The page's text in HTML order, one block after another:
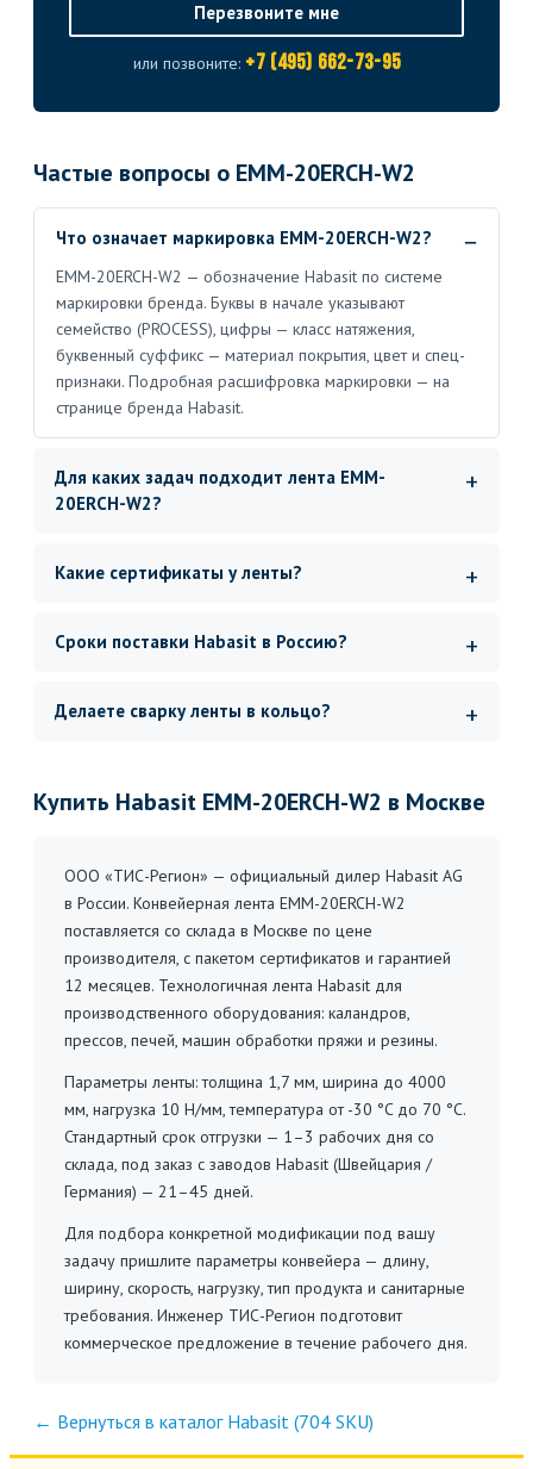
Перезвоните мне
или позвоните: +7 (495) 662-73-95
Частые вопросы о EMM-20ERCH-W2
Что означает маркировка EMM-20ERCH-W2?
EMM-20ERCH-W2 — обозначение Habasit по системе
маркировки бренда. Буквы в начале указывают
семейство (PROCESS), цифры — класс натяжения,
буквенный суффикс — материал покрытия, цвет и спец-
признаки. Подробная расшифровка маркировки — на
странице бренда Habasit.
Для каких задач подходит лента EMM-
20ERCH-W2?
Какие сертификаты у ленты?
Сроки поставки Habasit в Россию?
Делаете сварку ленты в кольцо?
Купить Habasit EMM-20ERCH-W2 в Москве
ООО «ТИС-Регион» — официальный дилер Habasit AG
в России. Конвейерная лента EMM-20ERCH-W2
поставляется со склада в Москве по цене
производителя, с пакетом сертификатов и гарантией
12 месяцев. Технологичная лента Habasit для
производственного оборудования: каландров,
прессов, печей, машин обработки пряжи и резины.
Параметры ленты: толщина 1,7 мм, ширина до 4000
мм, нагрузка 10 Н/мм, температура от -30 °C до 70 °C.
Стандартный срок отгрузки — 1–3 рабочих дня со
склада, под заказ с заводов Habasit (Швейцария /
Германия) — 21–45 дней.
Для подбора конкретной модификации под вашу
задачу пришлите параметры конвейера — длину,
ширину, скорость, нагрузку, тип продукта и санитарные
требования. Инженер ТИС-Регион подготовит
коммерческое предложение в течение рабочего дня.
← Вернуться в каталог Habasit (704 SKU)